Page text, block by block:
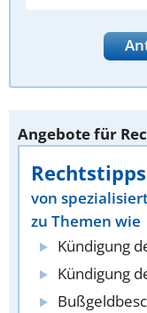
Angebote für
Rechtstipps
von
zu Themen wie
Kündigung
Kündigung